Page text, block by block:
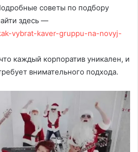
советы по подбору
здесь —
vybrat-kaver-gruppu-na-novyj-
каждый корпоратив уникален, и
внимательного подхода.